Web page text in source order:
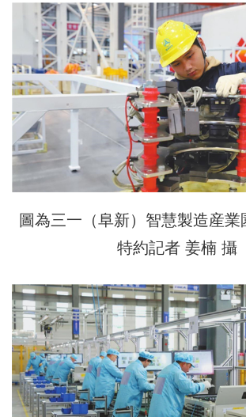
圖為三一（阜新）智慧製造産業
特約記者 姜楠 攝